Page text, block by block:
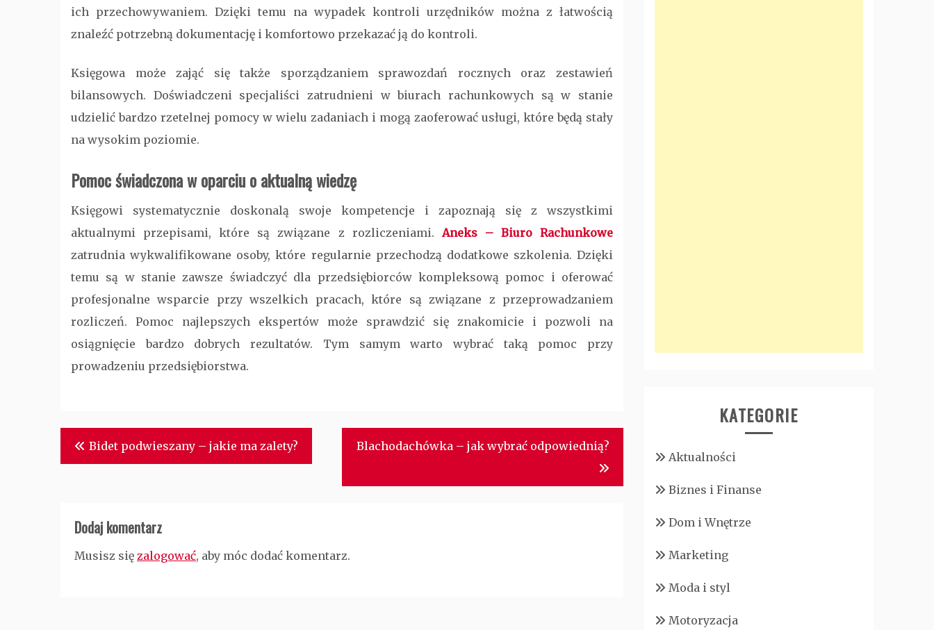
ich przechowywaniem. Dzięki temu na wypadek kontroli urzędników można z łatwością
znaleźć potrzebną dokumentację i komfortowo przekazać ją do kontroli.
Księgowa może zająć się także sporządzaniem sprawozdań rocznych oraz zestawień
bilansowych. Doświadczeni specjaliści zatrudnieni w biurach rachunkowych są w stanie
udzielić bardzo rzetelnej pomocy w wielu zadaniach i mogą zaoferować usługi, które będą stały
na wysokim poziomie.
Pomoc świadczona w oparciu o aktualną wiedzę
Księgowi systematycznie doskonalą swoje kompetencje i zapoznają się z wszystkimi
aktualnymi przepisami, które są związane z rozliczeniami. Aneks – Biuro Rachunkowe
zatrudnia wykwalifikowane osoby, które regularnie przechodzą dodatkowe szkolenia. Dzięki
temu są w stanie zawsze świadczyć dla przedsiębiorców kompleksową pomoc i oferować
profesjonalne wsparcie przy wszelkich pracach, które są związane z przeprowadzaniem
rozliczeń. Pomoc najlepszych ekspertów może sprawdzić się znakomicie i pozwoli na
osiągnięcie bardzo dobrych rezultatów. Tym samym warto wybrać taką pomoc przy
prowadzeniu przedsiębiorstwa.
Nawigacja
wpisu
Bidet podwieszany – jakie ma zalety? Blachodachówka – jak wybrać odpowiednią?
Dodaj komentarz
Musisz się zalogować, aby móc dodać komentarz.
KATEGORIE
Aktualności
Biznes i Finanse
Dom i Wnętrze
Marketing
Moda i styl
Motoryzacja